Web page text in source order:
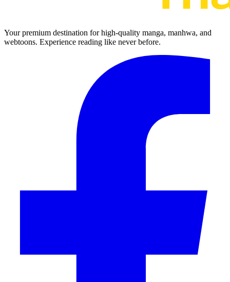
Your premium destination for high-quality manga, manhwa, and
webtoons. Experience reading like never before.